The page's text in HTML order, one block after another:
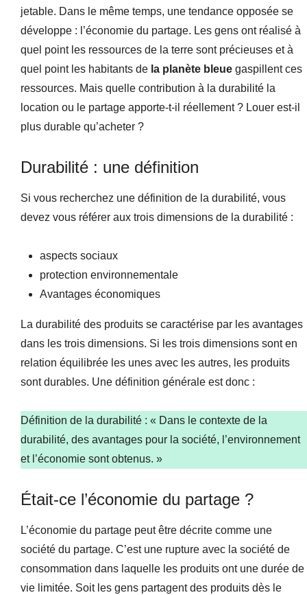
jetable. Dans le même temps, une tendance opposée se
développe : l’économie du partage. Les gens ont réalisé à
quel point les ressources de la terre sont précieuses et à
quel point les habitants de la planète bleue gaspillent ces
ressources. Mais quelle contribution à la durabilité la
location ou le partage apporte-t-il réellement ? Louer est-il
plus durable qu’acheter ?
Durabilité : une définition
Si vous recherchez une définition de la durabilité, vous
devez vous référer aux trois dimensions de la durabilité :
aspects sociaux
protection environnementale
Avantages économiques
La durabilité des produits se caractérise par les avantages
dans les trois dimensions. Si les trois dimensions sont en
relation équilibrée les unes avec les autres, les produits
sont durables. Une définition générale est donc :
Définition de la durabilité : « Dans le contexte de la
durabilité, des avantages pour la société, l’environnement
et l’économie sont obtenus. »
Était-ce l’économie du partage ?
L’économie du partage peut être décrite comme une
société du partage. C’est une rupture avec la société de
consommation dans laquelle les produits ont une durée de
vie limitée. Soit les gens partagent des produits dès le